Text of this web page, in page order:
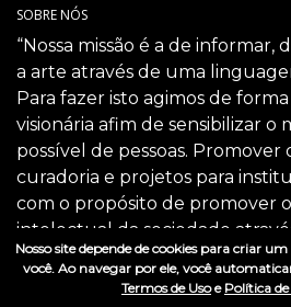
SOBRE NÓS
“Nossa missão é a de
a arte através de uma
Para fazer isto agimos de
visionária afim de sensibilizar o
possível de pessoas. Promover
curadoria e projetos para
com o propósito de promover
intelectual da sociedade
SIGA-NOS
Nosso site depende de cookies para criar
você. Ao navegar por ele, você
Termos de Usoe Política